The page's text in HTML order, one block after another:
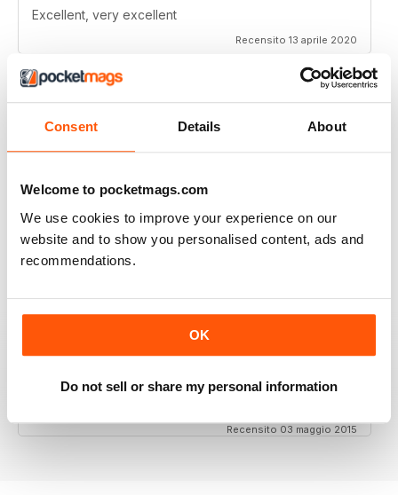
Consent Details About
Welcome to pocketmags.com
We use cookies to improve your experience on our
website and to show you personalised content, ads and
recommendations.
OK
Do not sell or share my personal information
Excellent, very excellent
Recensito 13 aprile 2020
JAGUAR WORLD
Recensito 20 febbraio 2020
JAGUAR
Hi I have just purchased a 2002 xjr 100 .great car .just
have to sort out how everything works on it lol . original
black with black leather seats with Montreal wheels
information from other owners ,thank you ,Ray.
Recensito 03 maggio 2015